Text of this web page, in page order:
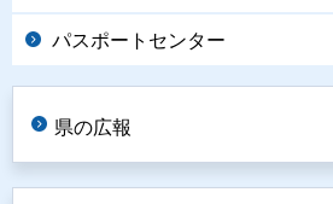
パスポートセンター
県の広報